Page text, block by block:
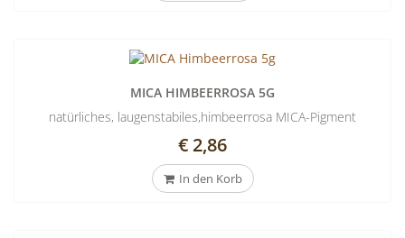
MICA HIMBEERROSA 5G
natürliches, laugenstabiles,himbeerrosa MICA-Pigment
€ 2,86
In den Korb